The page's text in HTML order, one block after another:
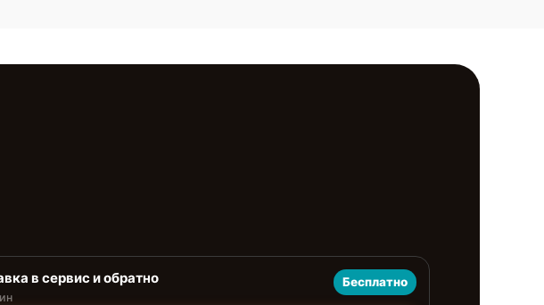
в сервис и обратно Бесплатно